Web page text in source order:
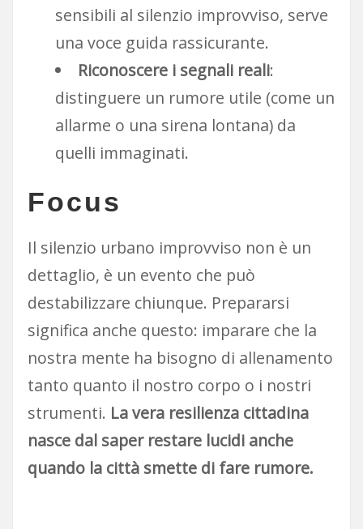
sensibili al silenzio improvviso, serve
una voce guida rassicurante.
Riconoscere i segnali reali:
distinguere un rumore utile (come un
allarme o una sirena lontana) da
quelli immaginati.
Focus
Il silenzio urbano improvviso non è un
dettaglio, è un evento che può
destabilizzare chiunque. Prepararsi
significa anche questo: imparare che la
nostra mente ha bisogno di allenamento
tanto quanto il nostro corpo o i nostri
strumenti. La vera resilienza cittadina
nasce dal saper restare lucidi anche
quando la città smette di fare rumore.